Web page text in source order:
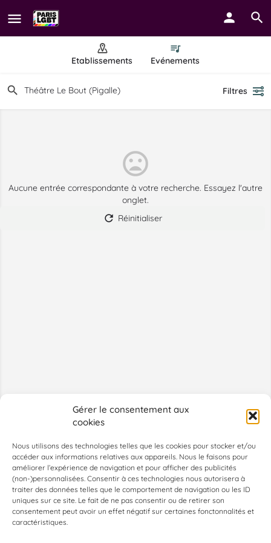
Gérer le consentement aux
cookies
Nous utilisons des technologies telles que les cookies pour stocker et/ou
accéder aux informations relatives aux appareils. Nous le faisons pour
améliorer l’expérience de navigation et pour afficher des publicités
(non-)personnalisées. Consentir à ces technologies nous autorisera à
traiter des données telles que le comportement de navigation ou les ID
uniques sur ce site. Le fait de ne pas consentir ou de retirer son
consentement peut avoir un effet négatif sur certaines fonctonnalités et
caractéristiques.
Etablissements Evénements
Filtres
Aucune entrée correspondante à votre recherche. Essayez l'autre
onglet.
Réinitialiser